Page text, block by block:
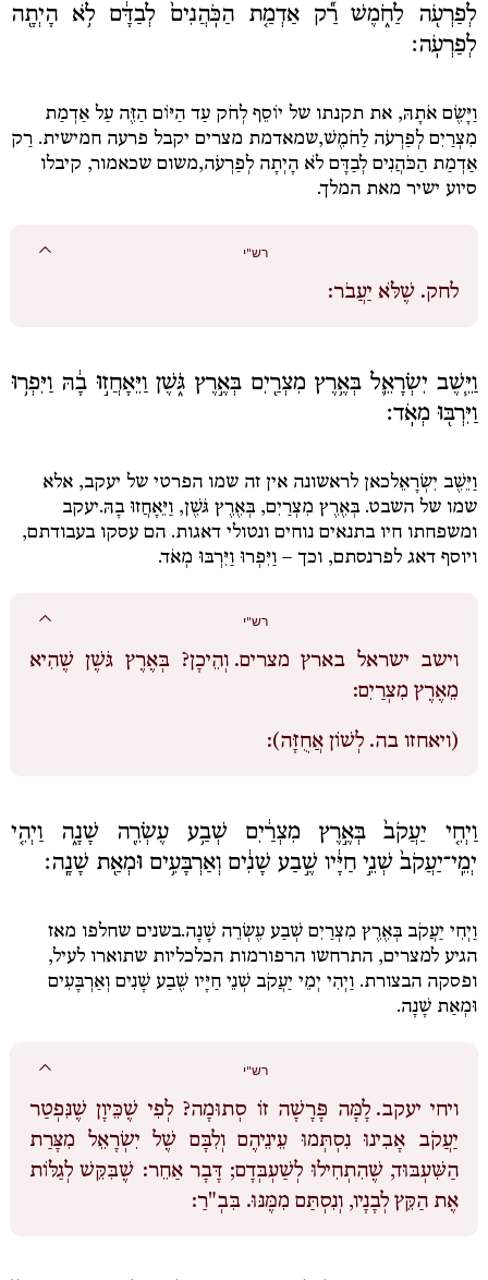
לְפַרְעֹ֖ה לַחֹ֑מֶשׁ רַ֞ק אַדְמַ֤ת הַכֹּֽהֲנִים֙ לְבַדָּ֔ם לֹ֥א הָיְתָ֖ה
לְפַרְעֹֽה׃
וַיָּשֶׂם אֹתָהּ, את תקנתו של יוֹסֵף לְחֹק עַד הַיּוֹם הַזֶּה עַל אַדְמַת
מִצְרַיִם לְפַרְעֹה לַחֹמֶשׁ,שמאדמת מצרים יקבל פרעה חמישית. רַק
אַדְמַת הַכֹּהֲנִים לְבַדָּם לֹא הָיְתָה לְפַרְעֹה,משום שכאמור, קיבלו
סיוע ישיר מאת המלך.
רש"י
לחק. שֶׁלֹּא יַעֲבֹר:
וַיֵּ֧שֶׁב יִשְׂרָאֵ֛ל בְּאֶ֥רֶץ מִצְרַ֖יִם בְּאֶ֣רֶץ גֹּ֑שֶׁן וַיֵּאָחֲז֣וּ בָ֔הּ וַיִּפְר֥וּ
וַיִּרְבּ֖וּ מְאֹֽד׃
וַיֵּשֶׁב יִשְׂרָאֵלכאן לראשונה אין זה שמו הפרטי של יעקב, אלא
שמו של השבט.בְּאֶרֶץ מִצְרַיִם, בְּאֶרֶץ גֹּשֶׁן, וַיֵּאָחֲזוּ בָהּ.יעקב
ומשפחתו חיו בתנאים נוחים ונטולי דאגות. הם עסקו בעבודתם,
ויוסף דאג לפרנסתם, וכך – וַיִּפְרוּ וַיִּרְבּוּ מְאֹד.
רש"י
וישב ישראל בארץ מצרים. וְהֵיכָן? בְּאֶרֶץ גֹּשֶׁן שֶׁהִיא
מֵאֶרֶץ מִצְרַיִם:
(ויאחזו בה. לְשׁוֹן אֲחֻזָּה):
וַיְחִ֤י יַעֲקֹב֙ בְּאֶ֣רֶץ מִצְרַ֔יִם שְׁבַ֥ע עֶשְׂרֵ֖ה שָׁנָ֑ה וַיְהִ֤י
יְמֵֽי־יַעֲקֹב֙ שְׁנֵ֣י חַיָּ֔יו שֶׁ֣בַע שָׁנִ֔ים וְאַרְבָּעִ֥ים וּמְאַ֖ת שָׁנָֽה׃
וַיְחִי יַעֲקֹב בְּאֶרֶץ מִצְרַיִם שְׁבַע עֶשְׂרֵה שָׁנָה.בשנים שחלפו מאז
הגיע למצרים, התרחשו הרפורמות הכלכליות שתוארו לעיל,
ופסקה הבצורת. וַיְהִי יְמֵי יַעֲקֹב שְׁנֵי חַיָּיו שֶׁבַע שָׁנִים וְאַרְבָּעִים
וּמְאַת שָׁנָה.
רש"י
ויחי יעקב. לָמָּה פָּרָשָׁה זוֹ סְתוּמָה? לְפִי שֶׁכֵּיוָן שֶׁנִּפְטַר
יַעֲקֹב אָבִינוּ נִסְתְּמוּ עֵינֵיהֶם וְלִבָּם שֶׁל יִשְׂרָאֵל מִצָּרַת
הַשִּׁעְבּוּד, שֶׁהִתְחִילוּ לְשַׁעְבְּדָם; דָּבָר אַחֵר: שֶׁבִּקֵּשׁ לְגַלּוֹת
אֶת הַקֵּץ לְבָנָיו, וְנִסְתַּם מִמֶּנּוּ. בִּבְ"רַ: